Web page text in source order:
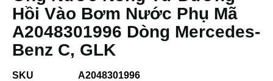
Hồi Vào Bơm Nước Phụ Mã
A2048301996 Dòng Mercedes-
Benz C, GLK
SKU
A2048301996